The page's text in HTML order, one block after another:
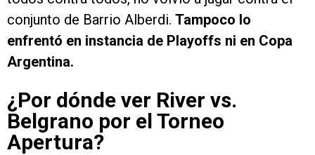
conjunto de Barrio Alberdi. Tampoco lo
enfrentó en instancia de Playoffs ni en Copa
Argentina.
¿Por dónde ver River vs.
Belgrano por el Torneo
Apertura?